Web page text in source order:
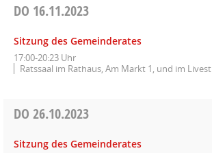
DO 16.11.2023
Sitzung des Gemeinderates
17:00-20:23 Uhr
Ratssaal im Rathaus, Am Markt 1, und im
DO26.10.2023
Sitzung des Gemeinderates